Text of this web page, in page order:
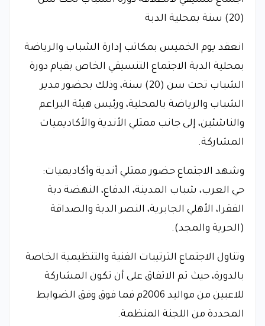
(20) سنة بمحلية الدبة
انعقد يوم الخميس بمكاتب إدارة الشباب والرياضة
بمحلية الدبة الاجتماع التنسيقي الخاص بقيام دورة
الشباب تحت سن (20) سنة، وذلك بحضور مدير
الشباب والرياضة بالمحلية، ورئيس هيئة البراعم
والناشئين، إلى جانب ممثلي الأندية والأكاديميات
المشاركة.
وشهد الاجتماع حضور ممثلي أندية وأكاديميات:
حي العرب، شباب المدينة، الدفاع، النهضة دبة
الفقرا، الأهلي الجابرية، النصر الدبة والصداقة
(الحرية والمجد).
وتناول الاجتماع الترتيبات الفنية والتنظيمية الخاصة
بالدورة، حيث تم الاتفاق على أن تكون المشاركة
للاعبين من مواليد 2006م فما فوق وفق الضوابط
المحددة من اللجنة المنظمة.